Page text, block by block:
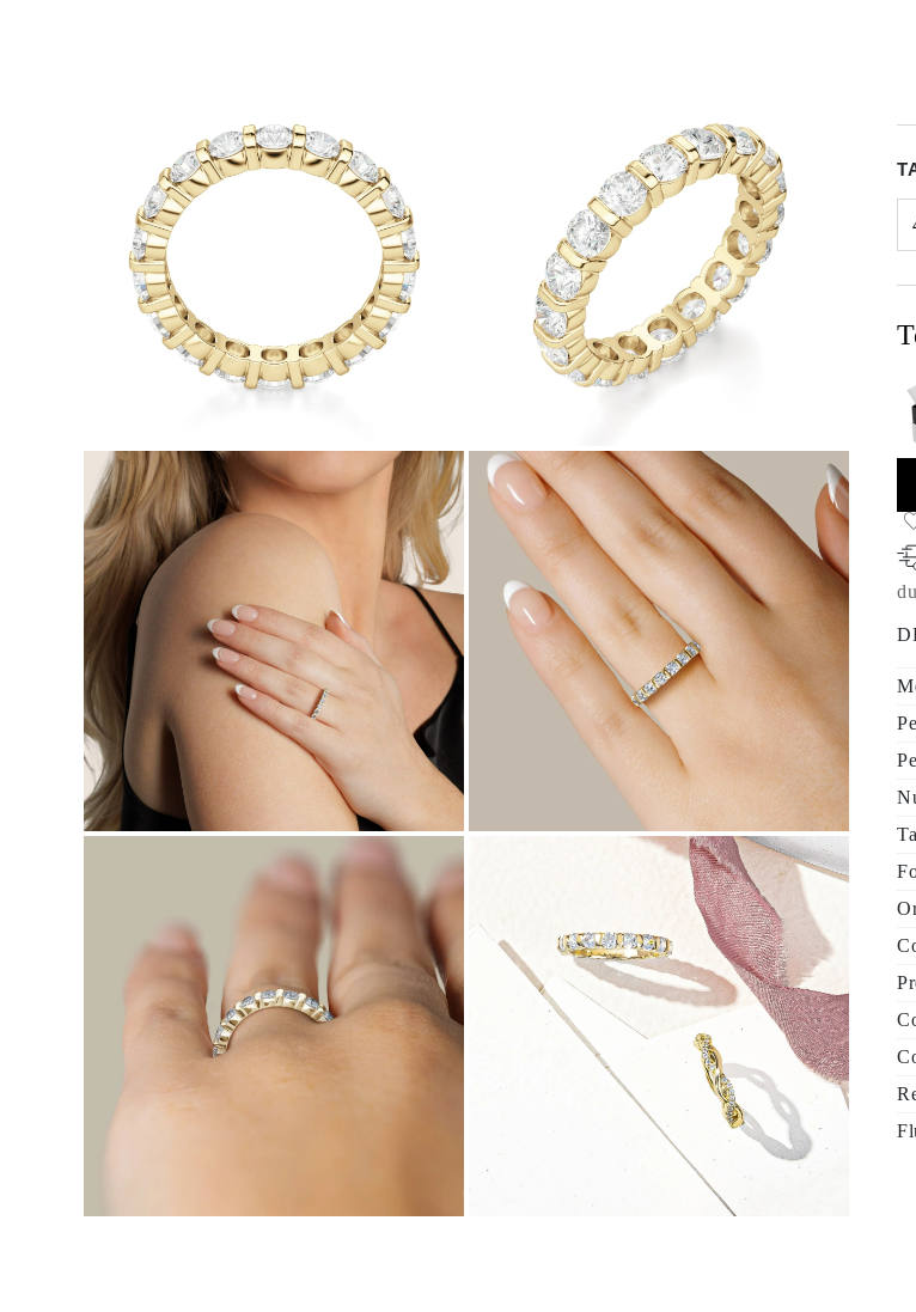
Oro Rosa
950 Platino
Comprar todo
DIAMANTES
CATEGORÍA
Anillos
Pulseras
Comprar todo
Anillos de Diamantes
Fashion
Clásicos
Comprar todo
Collares de Diamantes
Solitario
Letras
Números
Comprar todo
Pulseras de Diamantes
Letras
Comprar todo
Pendientes de Diamante
Pendientes de Botón
Pendientes Colgantes
Aros
Fashion
Comprar todo
JOYAS
CATEGORÍA
Anillos
ANILLOS
Fashion
Piedras Preciosas
Iniciales
Clásicos
Comprar todo
Solitario
Tennis